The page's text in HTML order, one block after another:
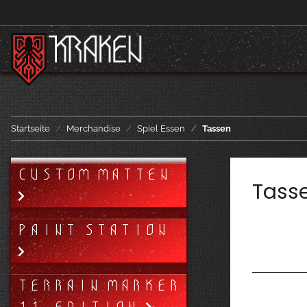
Startseite Merchandise Spiel Essen Tassen
CUSTOM MATTEN
PAINT STATION
TERRAIN MARKER